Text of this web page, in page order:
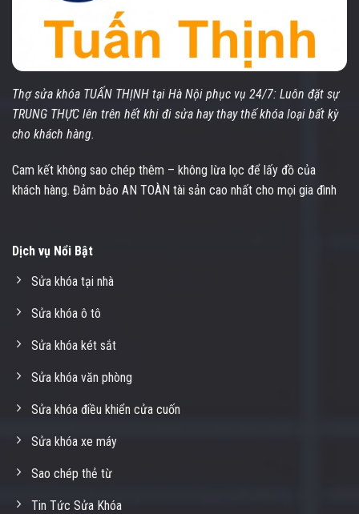
Thợ sửa khóa TUẤN THỊNH tại Hà Nội phục vụ 24/7: Luôn đặt sự
TRUNG THỰC lên trên hết khi đi sửa hay thay thế khóa loại bất kỳ
cho khách hàng.
Cam kết không sao chép thêm – không lừa lọc để lấy đồ của
khách hàng. Đảm bảo AN TOÀN tài sản cao nhất cho mọi gia đình
Dịch vụ Nổi Bật
Sửa khóa tại nhà
Sửa khóa ô tô
Sửa khóa két sắt
Sửa khóa văn phòng
Sửa khóa điều khiển cửa cuốn
Sửa khóa xe máy
Sao chép thẻ từ
Tin Tức Sửa Khóa